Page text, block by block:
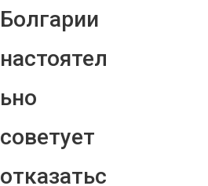
Болгарии
настоятел
ьно
советует
отказатьс